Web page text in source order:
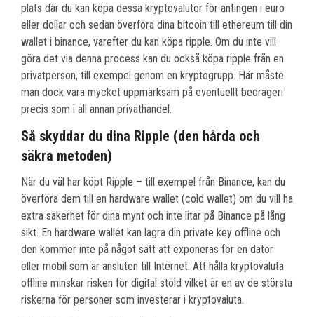
plats där du kan köpa dessa kryptovalutor för antingen i euro
eller dollar och sedan överföra dina bitcoin till ethereum till din
wallet i binance, varefter du kan köpa ripple. Om du inte vill
göra det via denna process kan du också köpa ripple från en
privatperson, till exempel genom en kryptogrupp. Här måste
man dock vara mycket uppmärksam på eventuellt bedrägeri
precis som i all annan privathandel.
Så skyddar du dina Ripple (den hårda och
säkra metoden)
När du väl har köpt Ripple – till exempel från Binance, kan du
överföra dem till en hardware wallet (cold wallet) om du vill ha
extra säkerhet för dina mynt och inte litar på Binance på lång
sikt. En hardware wallet kan lagra din private key offline och
den kommer inte på något sätt att exponeras för en dator
eller mobil som är ansluten till Internet. Att hålla kryptovaluta
offline minskar risken för digital stöld vilket är en av de största
riskerna för personer som investerar i kryptovaluta.